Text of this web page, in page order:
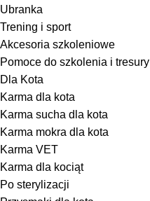
Ubranka
Trening i sport
Akcesoria szkoleniowe
Pomoce do szkolenia i tresury
Dla Kota
Karma dla kota
Karma sucha dla kota
Karma mokra dla kota
Karma VET
Karma dla kociąt
Po sterylizacji